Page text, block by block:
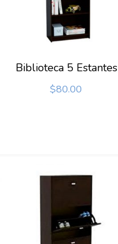
Biblioteca 5 Estantes
$80.00